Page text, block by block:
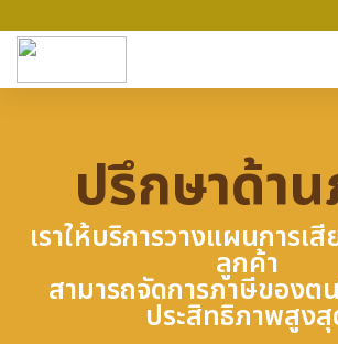
content
ปรึกษาด้า
เราให้บริการวางแผนการเ
ลูกค้า
สามารถจัดการภาษีของต
ประสิทธิภาพสูง